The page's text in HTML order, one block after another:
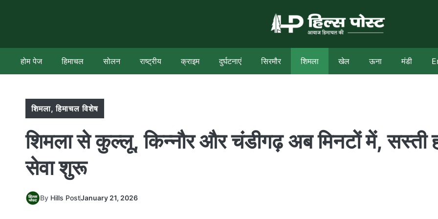
होम पेज हिमाचल सोलन राष्ट्रीय क्राइम दुर्घटनाएं सिरमौर शिमला खेल ऊना मंडी
शिमला,हिमाचल विशेष
शिमला से कुल्लू, किन्नौर और चंडीगढ़ अब मिनटों में, सस्ती
सेवा शुरू
By Hills PostJanuary 21, 2026